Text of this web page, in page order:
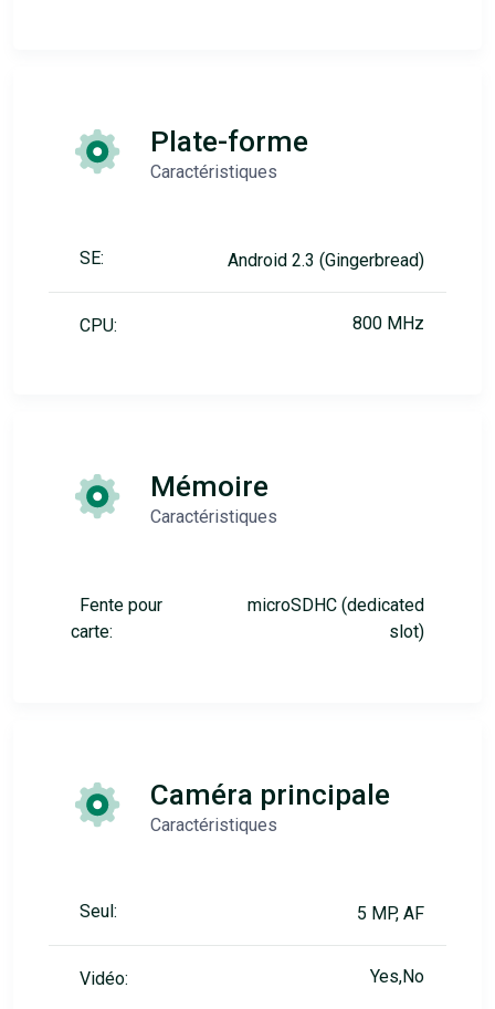
Plate-forme
Caractéristiques
SE: Android 2.3 (Gingerbread)
CPU: 800 MHz
Mémoire
Caractéristiques
Fente pour
carte:
microSDHC (dedicated
slot)
Caméra principale
Caractéristiques
Seul: 5 MP, AF
Vidéo: Yes,No